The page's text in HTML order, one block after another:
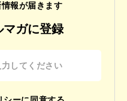
報が届きます
マガに登録